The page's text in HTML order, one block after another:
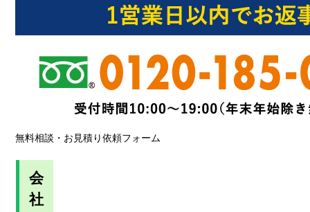
無料相談・お見積り依頼フォーム
会
社